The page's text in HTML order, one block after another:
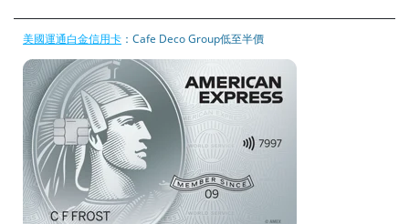
美國運通白金信用卡 ：Cafe Deco Group低至半價